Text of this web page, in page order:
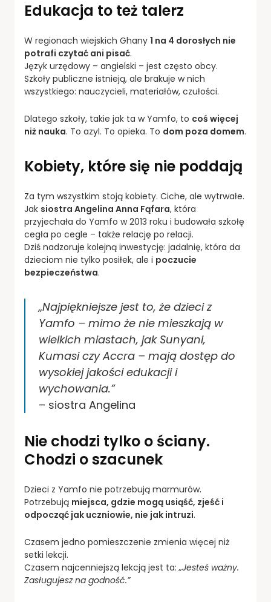
Edukacja to też talerz
W regionach wiejskich Ghany 1 na 4 dorosłych nie
potrafi czytać ani pisać.
Język urzędowy – angielski – jest często obcy.
Szkoły publiczne istnieją, ale brakuje w nich
wszystkiego: nauczycieli, materiałów, czułości.
Dlatego szkoły, takie jak ta w Yamfo, to coś więcej
niż nauka. To azyl. To opieka. To dom poza domem.
Kobiety, które się nie poddają
Za tym wszystkim stoją kobiety. Ciche, ale wytrwałe.
Jak siostra Angelina Anna Fąfara, która
przyjechała do Yamfo w 2013 roku i budowała szkołę
cegła po cegle – także relację po relacji.
Dziś nadzoruje kolejną inwestycję: jadalnię, która da
dzieciom nie tylko posiłek, ale i poczucie
bezpieczeństwa.
„Najpiękniejsze jest to, że dzieci z
Yamfo – mimo że nie mieszkają w
wielkich miastach, jak Sunyani,
Kumasi czy Accra – mają dostęp do
wysokiej jakości edukacji i
wychowania.”
– siostra Angelina
Nie chodzi tylko o ściany.
Chodzi o szacunek
Dzieci z Yamfo nie potrzebują marmurów.
Potrzebują miejsca, gdzie mogą usiąść, zjeść i
odpocząć jak uczniowie, nie jak intruzi.
Czasem jedno pomieszczenie zmienia więcej niż
setki lekcji.
Czasem najcenniejszą lekcją jest ta:„Jesteś ważny.
Zasługujesz na godność.”